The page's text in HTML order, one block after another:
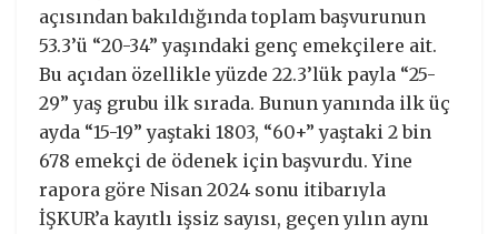
açısından bakıldığında toplam başvurunun
53.3’ü “20-34” yaşındaki genç emekçilere ait.
Bu açıdan özellikle yüzde 22.3’lük payla “25-
29” yaş grubu ilk sırada. Bunun yanında ilk üç
ayda “15-19” yaştaki 1803, “60+” yaştaki 2 bin
678 emekçi de ödenek için başvurdu. Yine
rapora göre Nisan 2024 sonu itibarıyla
İŞKUR’a kayıtlı işsiz sayısı, geçen yılın aynı